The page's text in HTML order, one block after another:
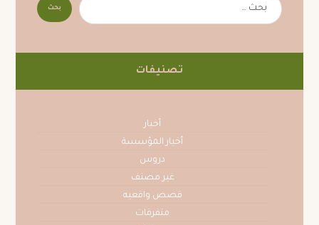
تصنيفات
أخبار
أخبار المؤسسة
دروس
غير مصنف
قصص واقعيه
متفرقات